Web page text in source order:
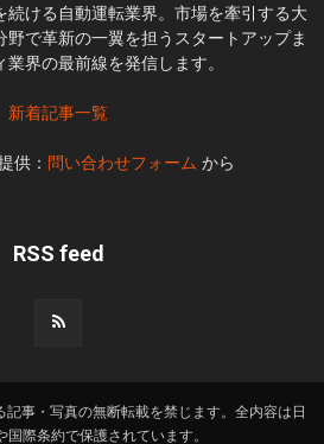
続ける自動運転業界。市場を牽引する大
で革新の一翼を担うスタートアップま
界の最前線を発信します。
新着記事一覧
供： 問い合わせフォーム から
RSS feed
事・写真の無断転載を禁じます。全内容は日
際条約で保護されています。